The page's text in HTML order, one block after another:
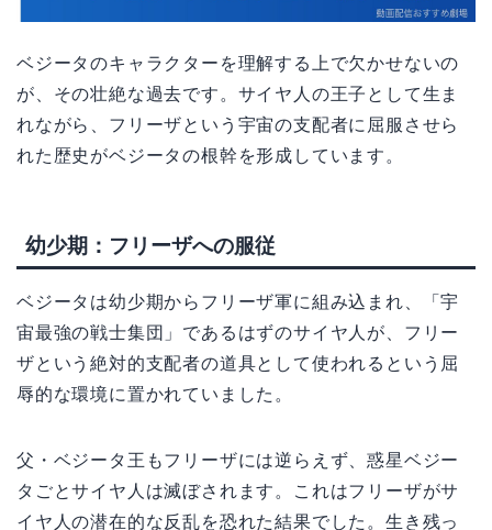
ベジータのキャラクターを理解する上で欠かせないの
が、その壮絶な過去です。サイヤ人の王子として生ま
れながら、フリーザという宇宙の支配者に屈服させら
れた歴史がベジータの根幹を形成しています。
幼少期：フリーザへの服従
ベジータは幼少期からフリーザ軍に組み込まれ、「宇
宙最強の戦士集団」であるはずのサイヤ人が、フリー
ザという絶対的支配者の道具として使われるという屈
辱的な環境に置かれていました。
父・ベジータ王もフリーザには逆らえず、惑星ベジー
タごとサイヤ人は滅ぼされます。これはフリーザがサ
イヤ人の潜在的な反乱を恐れた結果でした。生き残っ